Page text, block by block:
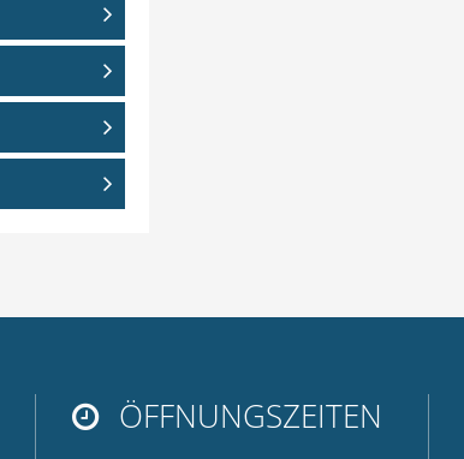
 ÖFFNUNGSZEITEN